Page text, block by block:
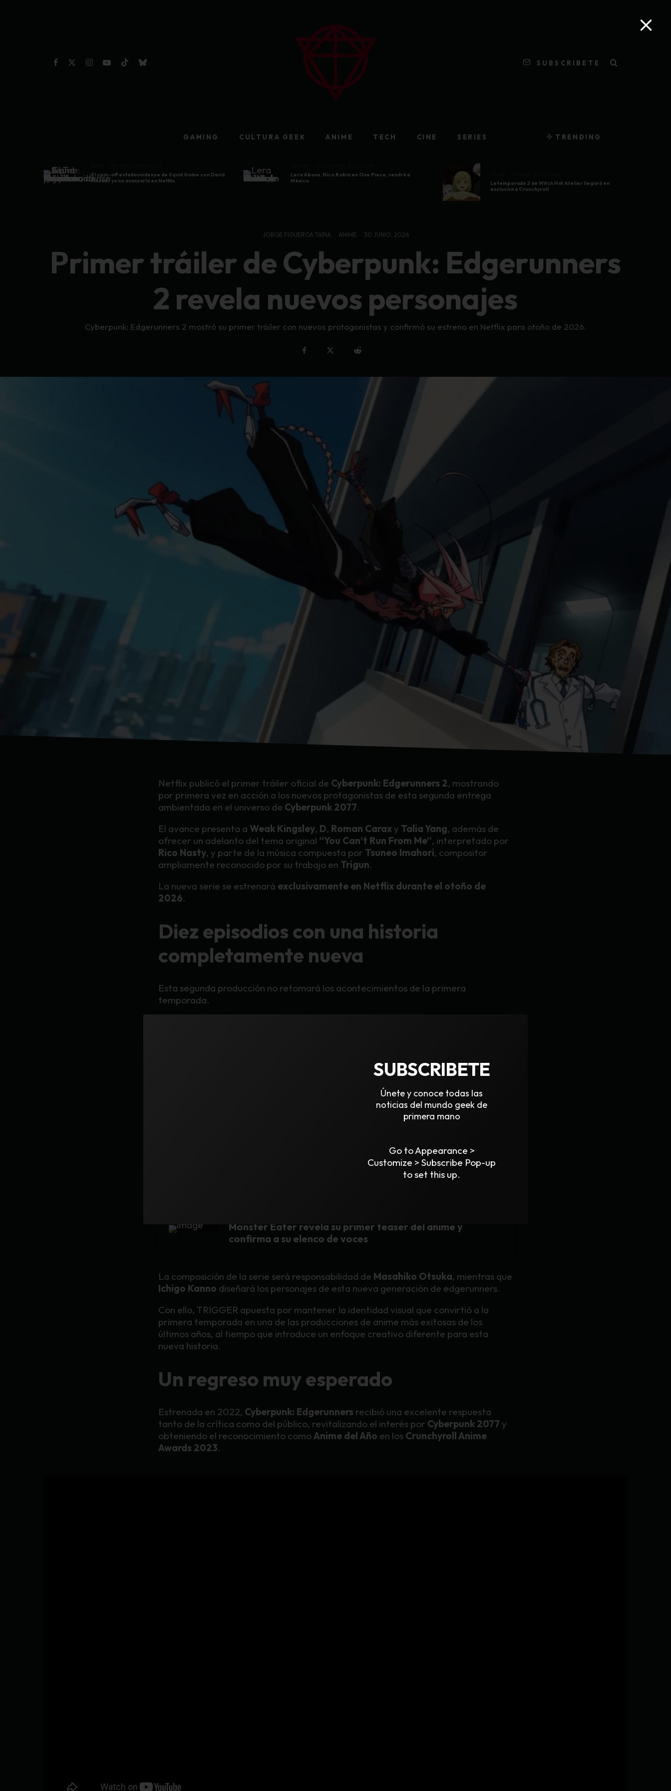
SUBSCRIBETE
GAMING CULTURA GEEK ANIME TECH CINE SERIES TRENDING
El spin-off estadounidense de Squid Game con David
Fincher ya no avanzaría en Netflix
Lera Abova, Nico Robin en One Piece, vendrá a
México
La temporada 2 de Witch Hat Atelier llegará en
exclusiva a Crunchyroll
JORGE FIGUEROA TAPIA · ANIME · 30 JUNIO, 2026
Primer tráiler de Cyberpunk: Edgerunners
2 revela nuevos personajes
Cyberpunk: Edgerunners 2 mostró su primer tráiler con nuevos protagonistas y confirmó su estreno en Netflix para otoño de 2026.
Netflix publicó el primer tráiler oficial de Cyberpunk: Edgerunners 2, mostrando
por primera vez en acción a los nuevos protagonistas de esta segunda entrega
ambientada en el universo de Cyberpunk 2077.
El avance presenta a Weak Kingsley, D, Roman Carax y Talia Yang, además de
ofrecer un adelanto del tema original “You Can’t Run From Me”, interpretado por
Rico Nasty, y parte de la música compuesta por Tsuneo Imahori, compositor
ampliamente reconocido por su trabajo en Trigun.
La nueva serie se estrenará exclusivamente en Netflix durante el otoño de
2026.
Diez episodios con una historia
completamente nueva
Esta segunda producción no retomará los acontecimientos de la primera
temporada.
La historia abordará temas como la violencia, la fama, la redención y la venganza
en una ciudad donde sobrevivir muchas veces significa sacrificar la propia
Studio TRIGGER , aunque ahora bajo la
Monster Eater revela su primer teaser del anime y
confirma a su elenco de voces
La composición de la serie será responsabilidad de Masahiko Otsuka, mientras que
Ichigo Kanno diseñará los personajes de esta nueva generación de edgerunners.
Con ello, TRIGGER apuesta por mantener la identidad visual que convirtió a la
primera temporada en una de las producciones de anime más exitosas de los
últimos años, al tiempo que introduce un enfoque creativo diferente para esta
nueva historia.
Un regreso muy esperado
Estrenada en 2022, Cyberpunk: Edgerunners recibió una excelente respuesta
tanto de la crítica como del público, revitalizando el interés por Cyberpunk 2077 y
obteniendo el reconocimiento comoAnime del Año en los Crunchyroll Anime
Awards 2023.
SUBSCRIBETE
Únete y conoce todas las
noticias del mundo geek de
primera mano
Go to Appearance >
Customize > Subscribe Pop-up
to set this up.